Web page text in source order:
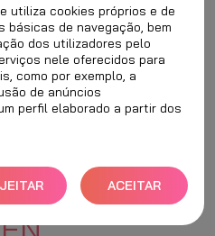
mobilização
DE
utiliza cookies próprios e de
de navegação, bem
dos utilizadores pelo
nele oferecidos para
como por exemplo, a
de anúncios
perfil elaborado a partir dos
ACEITAR
TODOS